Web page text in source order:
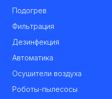
Подогрев
Фильтрация
Дезинфекция
Автоматика
Осушители воздуха
Роботы-пылесосы